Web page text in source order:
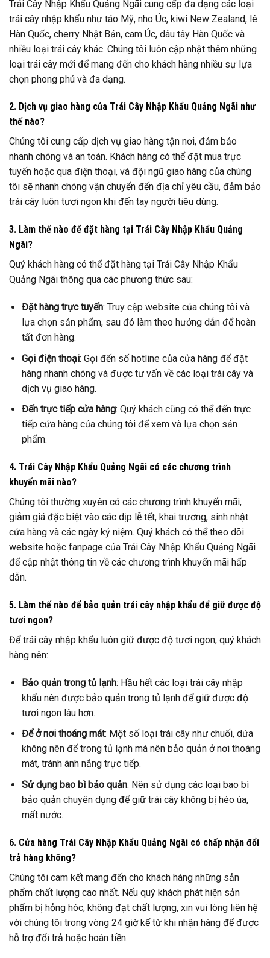
Trái Cây Nhập Khẩu Quảng Ngãi cung cấp đa dạng các loại
trái cây nhập khẩu như táo Mỹ, nho Úc, kiwi New Zealand, lê
Hàn Quốc, cherry Nhật Bản, cam Úc, dâu tây Hàn Quốc và
nhiều loại trái cây khác. Chúng tôi luôn cập nhật thêm những
loại trái cây mới để mang đến cho khách hàng nhiều sự lựa
chọn phong phú và đa dạng.
2. Dịch vụ giao hàng của Trái Cây Nhập Khẩu Quảng Ngãi như
thế nào?
Chúng tôi cung cấp dịch vụ giao hàng tận nơi, đảm bảo
nhanh chóng và an toàn. Khách hàng có thể đặt mua trực
tuyến hoặc qua điện thoại, và đội ngũ giao hàng của chúng
tôi sẽ nhanh chóng vận chuyển đến địa chỉ yêu cầu, đảm bảo
trái cây luôn tươi ngon khi đến tay người tiêu dùng.
3. Làm thế nào để đặt hàng tại Trái Cây Nhập Khẩu Quảng
Ngãi?
Quý khách hàng có thể đặt hàng tại Trái Cây Nhập Khẩu
Quảng Ngãi thông qua các phương thức sau:
Đặt hàng trực tuyến: Truy cập website của chúng tôi và
lựa chọn sản phẩm, sau đó làm theo hướng dẫn để hoàn
tất đơn hàng.
Gọi điện thoại: Gọi đến số hotline của cửa hàng để đặt
hàng nhanh chóng và được tư vấn về các loại trái cây và
dịch vụ giao hàng.
Đến trực tiếp cửa hàng: Quý khách cũng có thể đến trực
tiếp cửa hàng của chúng tôi để xem và lựa chọn sản
phẩm.
4. Trái Cây Nhập Khẩu Quảng Ngãi có các chương trình
khuyến mãi nào?
Chúng tôi thường xuyên có các chương trình khuyến mãi,
giảm giá đặc biệt vào các dịp lễ tết, khai trương, sinh nhật
cửa hàng và các ngày kỷ niệm. Quý khách có thể theo dõi
website hoặc fanpage của Trái Cây Nhập Khẩu Quảng Ngãi
để cập nhật thông tin về các chương trình khuyến mãi hấp
dẫn.
5. Làm thế nào để bảo quản trái cây nhập khẩu để giữ được độ
tươi ngon?
Để trái cây nhập khẩu luôn giữ được độ tươi ngon, quý khách
hàng nên:
Bảo quản trong tủ lạnh: Hầu hết các loại trái cây nhập
khẩu nên được bảo quản trong tủ lạnh để giữ được độ
tươi ngon lâu hơn.
Để ở nơi thoáng mát: Một số loại trái cây như chuối, dứa
không nên để trong tủ lạnh mà nên bảo quản ở nơi thoáng
mát, tránh ánh nắng trực tiếp.
Sử dụng bao bì bảo quản: Nên sử dụng các loại bao bì
bảo quản chuyên dụng để giữ trái cây không bị héo úa,
mất nước.
6. Cửa hàng Trái Cây Nhập Khẩu Quảng Ngãi có chấp nhận đổi
trả hàng không?
Chúng tôi cam kết mang đến cho khách hàng những sản
phẩm chất lượng cao nhất. Nếu quý khách phát hiện sản
phẩm bị hỏng hóc, không đạt chất lượng, xin vui lòng liên hệ
với chúng tôi trong vòng 24 giờ kể từ khi nhận hàng để được
hỗ trợ đổi trả hoặc hoàn tiền.